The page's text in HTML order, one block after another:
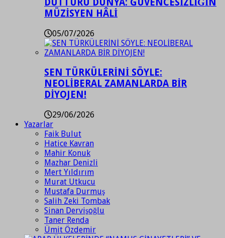
DÜTTÜRÜ DÜNYA: GÜVENCESİZLİĞİN
MÜZİSYEN HÂLİ
05/07/2026
SEN TÜRKÜLERİNİ SÖYLE:
NEOLİBERAL ZAMANLARDA BİR
DİYOJEN!
29/06/2026
Yazarlar
Faik Bulut
Hatice Kavran
Mahir Konuk
Mazhar Denizli
Mert Yıldırım
Murat Utkucu
Mustafa Durmuş
Salih Zeki Tombak
Sinan Dervişoğlu
Taner Renda
Ümit Özdemir